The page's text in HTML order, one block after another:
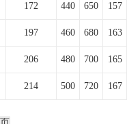
172 440 650 157
197 460 680 163
206 480 700 165
214 500 720 167